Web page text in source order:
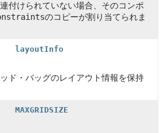
付けられていない場合、そのコンポ
のコピーが割り当てられま
layoutInfo
ド・バッグのレイアウト情報を保持
MAXGRIDSIZE